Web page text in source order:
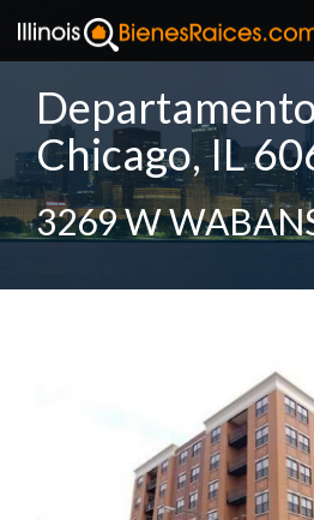
Chicago, IL
3269 W